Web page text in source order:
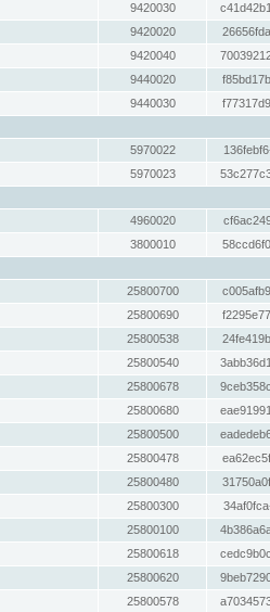
9420030
9420020
9420040
9440020
9440030
5970022
5970023
4960020
3800010
25800700
25800690
25800538
25800540
25800678
25800680
25800500
25800478
25800480
25800300
25800100
25800618
25800620
25800578